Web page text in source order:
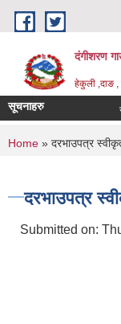
Skip to main content
दंगीशरण
हेकुली ,दाङ ,
सूचनाहरु
You are
Home » दरभाउपत्र
दरभाउपत्र
Submitted on: